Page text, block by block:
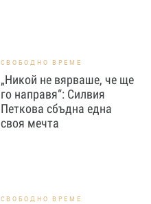
СВОБОДНО ВРЕМЕ
„Никой не вярваше, че ще
го направя“: Силвия
Петкова сбъдна една
своя мечта
СВОБОДНО ВРЕМЕ